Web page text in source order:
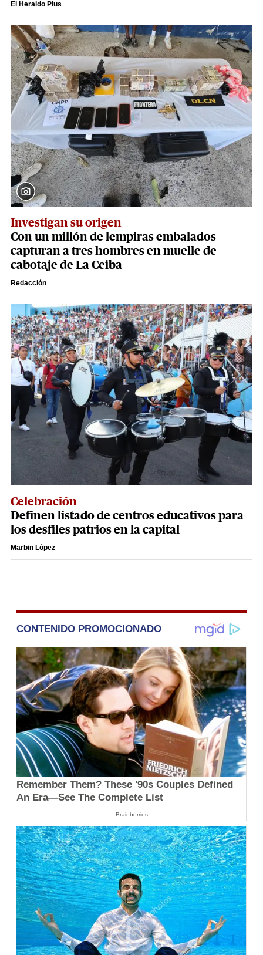
El Heraldo Plus
Investigan su origen
Con un millón de lempiras embalados
capturan a tres hombres en muelle de
cabotaje de La Ceiba
Redacción
Celebración
Definen listado de centros educativos para
los desfiles patrios en la capital
Marbin López
CONTENIDO PROMOCIONADO
Remember Them? These '90s Couples Defined
An Era—See The Complete List
Brainberries